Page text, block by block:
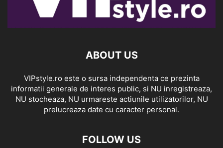
ABOUT US
VIPstyle.ro este o sursa independenta ce prezinta
informatii generale de interes public, si NU inregistreaza,
NU stocheaza, NU urmareste actiunile utilizatorilor, NU
prelucreaza date cu caracter personal.
FOLLOW US